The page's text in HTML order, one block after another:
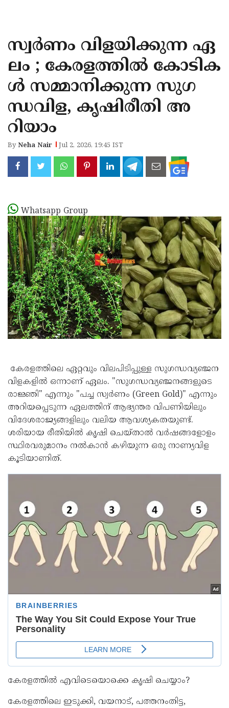
KANNUR
KASARAGOD
സ്വർണം വിളയിക്കുന്ന ഏ
ലം ; കേരളത്തിൽ കോടിക
ൾ സമ്മാനിക്കുന്ന സുഗ
ന്ധവിള, കൃഷിരീതി അ
റിയാം
ByNeha Nair Jul 2, 2026, 19:45 IST
Whatsapp Group
കേരളത്തിലെ ഏറ്റവും വിലപിടിപ്പുള്ള സുഗന്ധവ്യഞ്ജന
വിളകളിൽ ഒന്നാണ് ഏലം. "സുഗന്ധവ്യഞ്ജനങ്ങളുടെ
രാജ്ഞി" എന്നും "പച്ച സ്വർണം (Green Gold)" എന്നും
അറിയപ്പെടുന്ന ഏലത്തിന് ആഭ്യന്തര വിപണിയിലും
വിദേശരാജ്യങ്ങളിലും വലിയ ആവശ്യകതയുണ്ട്.
ശരിയായ രീതിയിൽ കൃഷി ചെയ്താൽ വർഷങ്ങളോളം
സ്ഥിരവരുമാനം നൽകാൻ കഴിയുന്ന ഒരു നാണ്യവിള
കൂടിയാണിത്.
കേരളത്തിൽ എവിടെയൊക്കെ കൃഷി ചെയ്യാം?
കേരളത്തിലെ ഇടുക്കി, വയനാട്, പത്തനംതിട്ട,